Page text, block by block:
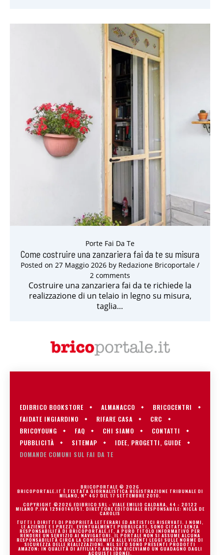
Porte Fai Da Te
Come costruire una zanzariera fai da te su misura
Posted on 27 Maggio 2026 by Redazione Bricoportale /
2 comments
Costruire una zanzariera fai da te richiede la
realizzazione di un telaio in legno su misura,
taglia…
EDIBRICO BOOKSTORE ALMANACCO
BRICOCENTRI
FAIDATE INGIARDINO
RIFARE CASA
CRC
BRICOYOUNG
FAQ CHI SIAMO
CONTATTI
PUBBLICITÀ
SITEMAP
IDEE, PROGETTI, GUIDE
DOMANDE COMUNI SUL FAI DA TE
BRICOPORTALE © 2026
BRICOPORTALE.IT È TESTATA GIORNALISTICA REGISTRAZIONE TRIBUNALE DI
MILANO, N° 467 DEL 17 SETTEMBRE 2010.
COPYRIGHT ©2026 EDIBRICO SRL - VIALE EMILIO CALDARA, 44 - 20122
MILANO P.IVA 12980140151. DIRETTORE EDITORIALE RESPONSABILE: NICLA DE
CAROLIS
TUTTI I DIRITTI DI PROPRIETÀ LETTERARI ED ARTISTICI RISERVATI. I NOMI,
LE AZIENDE E I PREZZI, EVENTUALMENTE PUBBLICATI, SONO CITATI SENZA
RESPONSABILITÀ DI BRICOPORTALE.IT, A PURO TITOLO INFORMATIVO PER
RENDERE UN SERVIZIO AI NAVIGATORI. IL PORTALE NON SI ASSUME ALCUNA
RESPONSABILITÀ CIRCA LA CONFORMITÀ ALLE VIGENTI LEGGI SULLE NORME DI
SICUREZZA DELLE REALIZZAZIONI. NEL SITO SONO PRESENTI PRODOTTI
AMAZON; IN QUALITÀ DI AFFILIATO AMAZON RICEVIAMO UN GUADAGNO DAGLI
ACQUISTI IDONEI.